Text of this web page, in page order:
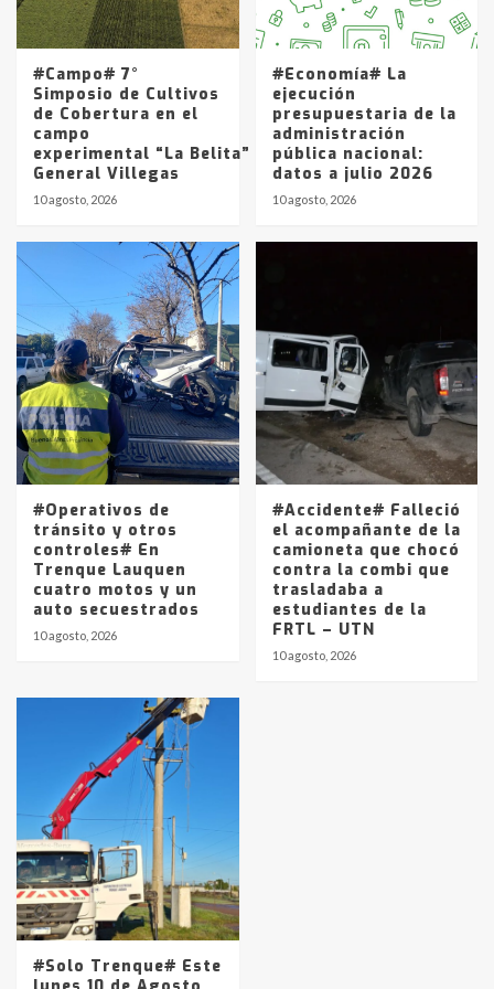
5
La Pampa, desde YPF hasta Axion
entre 857 a 1338 pesos
#Campo# 7°
Simposio de Cultivos
de Cobertura en el
campo
experimental “La Belita” del INTA
General Villegas
10 agosto, 2026
#Economía# La
ejecución
presupuestaria de la
administración
pública nacional:
datos a julio 2026
10 agosto, 2026
#Operativos de
tránsito y otros
controles# En
Trenque Lauquen
cuatro motos y un
auto secuestrados
10 agosto, 2026
#Accidente# Falleció
el acompañante de la
camioneta que chocó
contra la combi que
trasladaba a
estudiantes de la
FRTL – UTN
10 agosto, 2026
#Solo Trenque# Este